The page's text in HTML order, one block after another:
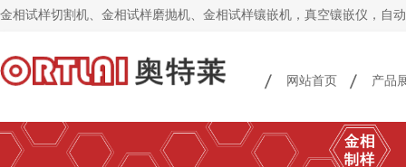
金相试样切割机、金相试样磨抛机、金相试样镶嵌机，真空镶嵌仪，自
网站首页 产品